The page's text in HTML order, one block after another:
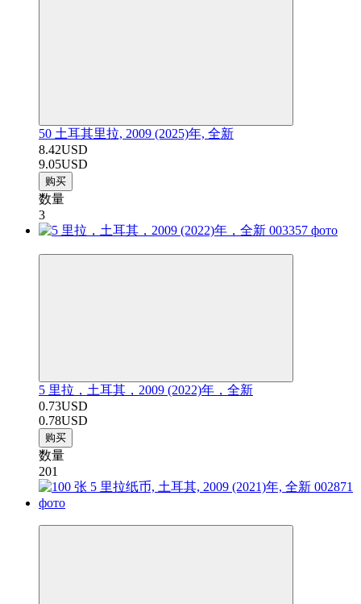
50 土耳其里拉, 2009 (2025)年, 全新
8.42USD
9.05USD
购买
数量
3
5 里拉，土耳其，2009 (2022)年，全新
0.73USD
0.78USD
购买
数量
201